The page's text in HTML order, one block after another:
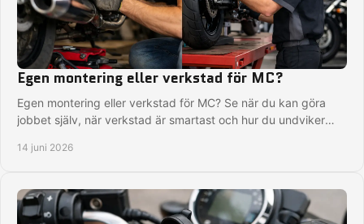
Egen montering eller verkstad för MC?
Egen montering eller verkstad för MC? Se när du kan göra
jobbet själv, när verkstad är smartast och hur du undviker
14 juni 2026